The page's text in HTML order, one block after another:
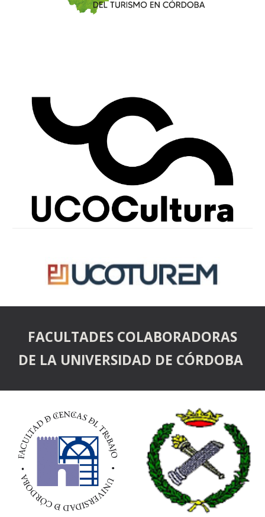
FACULTADES COLABORADORAS
DE LA UNIVERSIDAD DE CÓRDOBA